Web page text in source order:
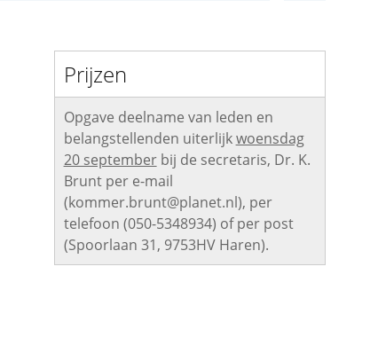
Prijzen
Opgave deelname van leden en
belangstellenden uiterlijkwoensdag
20 septemberbij de secretaris, Dr. K.
Brunt per e-mail
(kommer.brunt@planet.nl), per
telefoon (050-5348934) of per post
(Spoorlaan 31, 9753HV Haren).